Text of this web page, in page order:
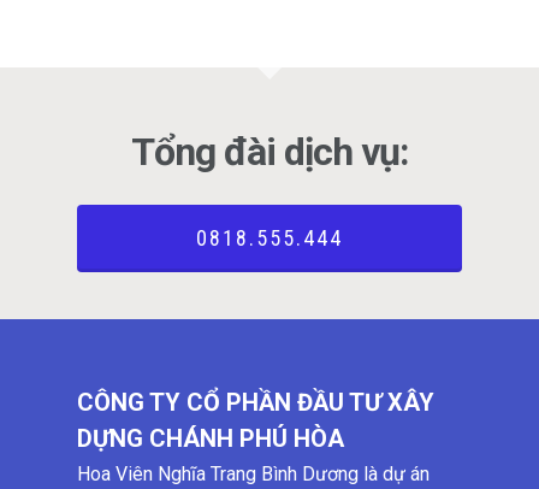
Tổng đài dịch vụ:
0818.555.444
CÔNG TY CỔ PHẦN ĐẦU TƯ XÂY
DỰNG CHÁNH PHÚ HÒA
Hoa Viên Nghĩa Trang Bình Dương là dự án